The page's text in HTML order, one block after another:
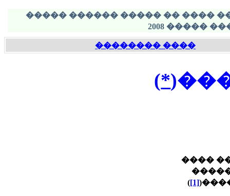
���� ������ ������ - ����
���� ��������
*
)
��
��
[1]
)